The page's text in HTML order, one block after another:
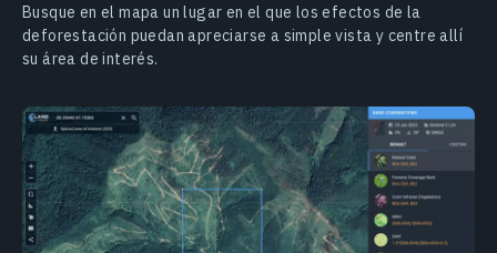
Busque en el mapa un lugar en el que los efectos de la
deforestación puedan apreciarse a simple vista y centre allí
su área de interés.